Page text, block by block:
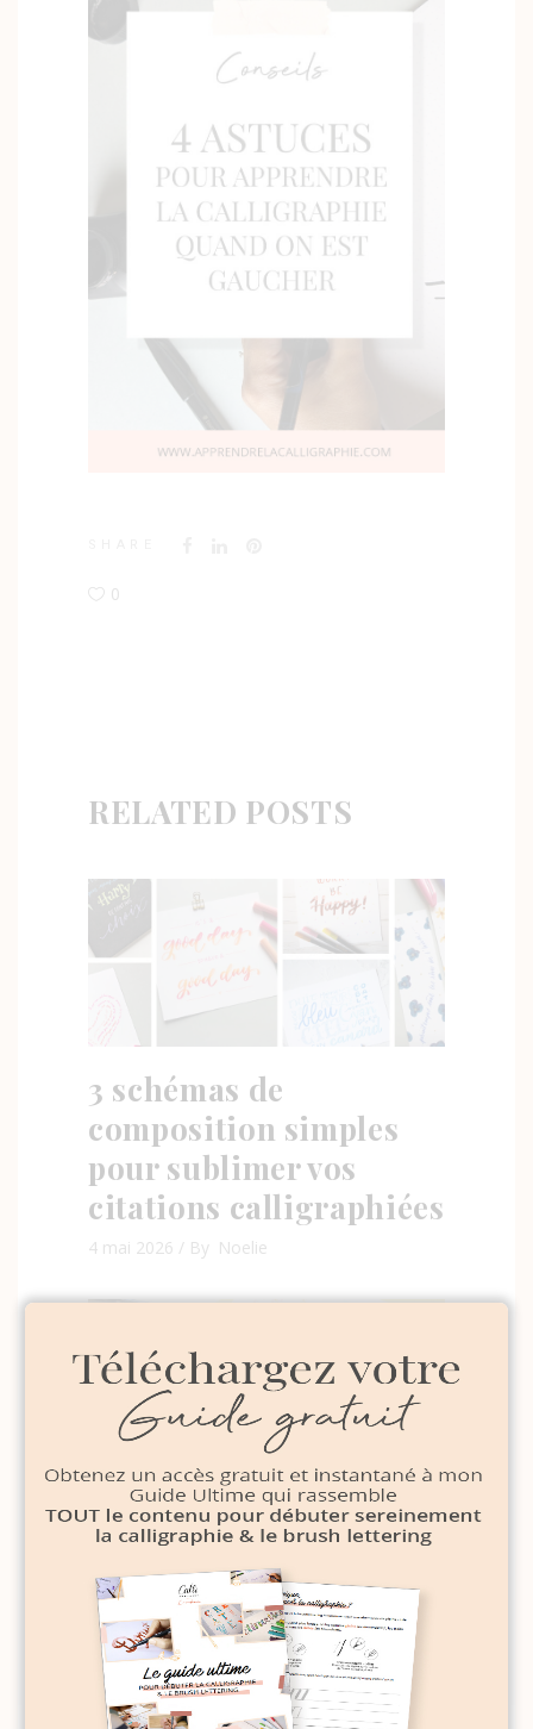
0
RELATED POSTS
3 schémas de
composition simples
pour sublimer vos
citations calligraphiées
4 mai 2026 By Noelie
Tuto : Créez votre
« Bucket List » de
printemps en Brush
Lettering
21 avril 2026 ByNoelie